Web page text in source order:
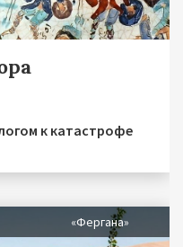
к катастрофе
«Фергана»